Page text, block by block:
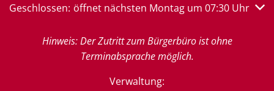
Klicken, um weitere Öffnungs- oder Schließzeiten
Geschlossen: öffnet nächsten Montag um 07:30 Uhr
Hinweis: Der Zutritt zum Bürgerbüro ist ohne
Terminabsprache möglich.
Verwaltung: